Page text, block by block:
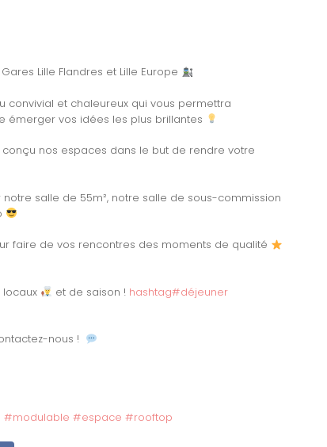
Lille Flandres et Lille Europe
et chaleureux qui vous permettra
émerger vos idées les plus brillantes
nos espaces dans le but de rendre votre
notre salle de 55m², notre salle de sous-commission
faire de vos rencontres des moments de qualité
locaux et de saison ! hashtag#déjeuner
nous !
#modulable #espace #rooftop